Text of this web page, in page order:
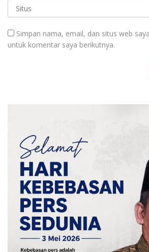
Simpan nama, email, dan situs web
untuk komentar saya berikutnya.